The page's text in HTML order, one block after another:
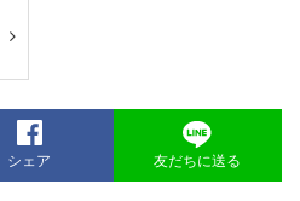
シェア 友だちに送る